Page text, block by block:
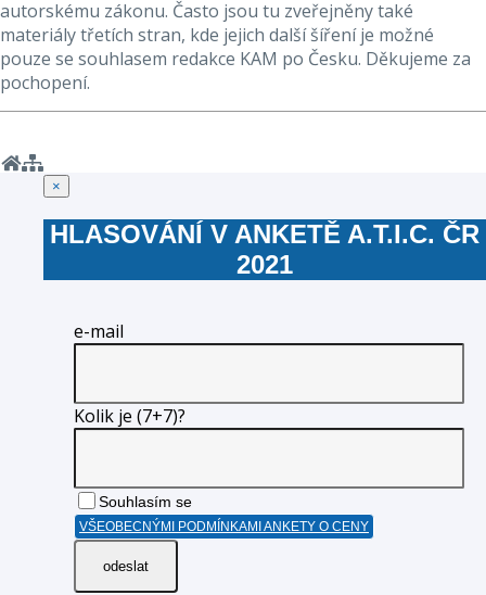
autorskému zákonu. Často jsou tu zveřejněny také
materiály třetích stran, kde jejich další šíření je možné
pouze se souhlasem redakce KAM po Česku. Děkujeme za
pochopení.
×
HLASOVÁNÍ V ANKETĚ A.T.I.C. ČR
2021
e-mail
Kolik je (7+7)?
Souhlasím se
VŠEOBECNÝMI PODMÍNKAMI ANKETY O CENY
odeslat